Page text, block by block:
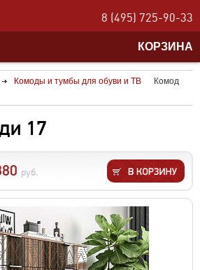
8 (495) 725-90-33
КОРЗИНА
Комоды и тумбы для обуви и ТВ
Комод
17
руб.